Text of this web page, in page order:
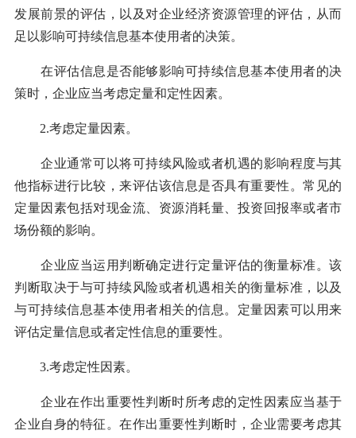
发展前景的评估，以及对企业经济资源管理的评估，从而
足以影响可持续信息基本使用者的决策。
在评估信息是否能够影响可持续信息基本使用者的决
策时，企业应当考虑定量和定性因素。
2.考虑定量因素。
企业通常可以将可持续风险或者机遇的影响程度与其
他指标进行比较，来评估该信息是否具有重要性。常见的
定量因素包括对现金流、资源消耗量、投资回报率或者市
场份额的影响。
企业应当运用判断确定进行定量评估的衡量标准。该
判断取决于与可持续风险或者机遇相关的衡量标准，以及
与可持续信息基本使用者相关的信息。定量因素可以用来
评估定量信息或者定性信息的重要性。
3.考虑定性因素。
企业在作出重要性判断时所考虑的定性因素应当基于
企业自身的特征。在作出重要性判断时，企业需要考虑其